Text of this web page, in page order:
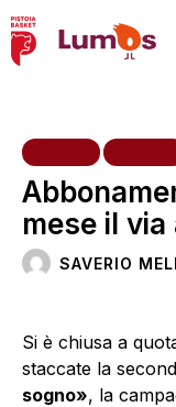
mese il
SAVERIO
Si è chiusa a
staccate la
sogno», la